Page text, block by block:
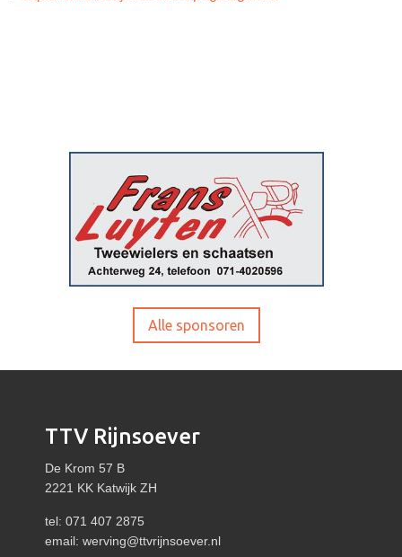
Alle sponsoren
TTV Rijnsoever
De Krom 57 B
2221 KK Katwijk ZH
tel: 071 407 2875
email: werving@ttvrijnsoever.nl